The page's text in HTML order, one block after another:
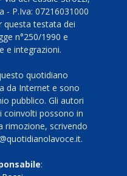
- P.Iva: 07216031000
questa testata dei
n°250/1990 e
e integrazioni.
quotidiano
da Internet e sono
pubblico. Gli autori
coinvolti possono in
rimozione, scrivendo
: